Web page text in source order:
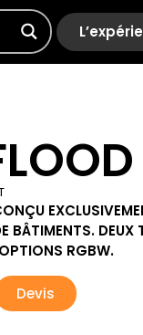
BÂTIMENTS. DEUX
RGBW.
Devis